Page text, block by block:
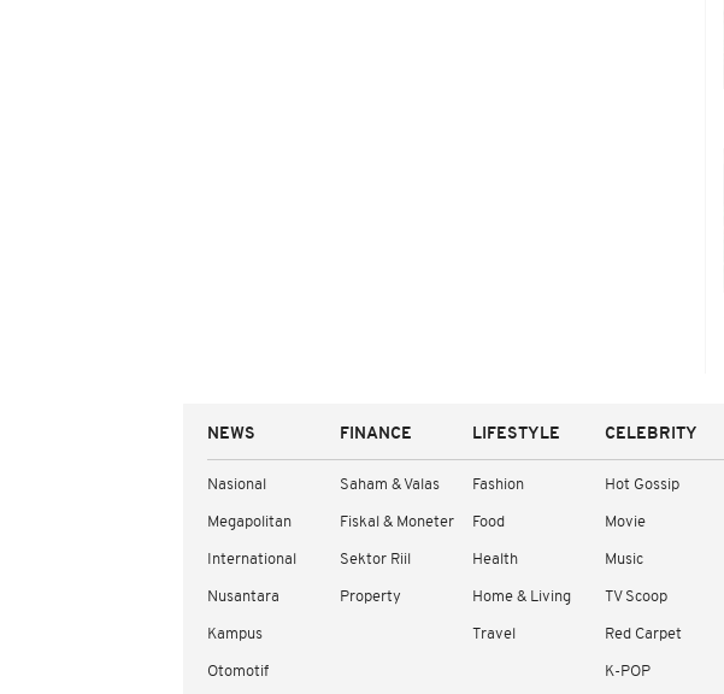
NEWS
Nasional
Megapolitan
International
Nusantara
Kampus
Otomotif
FINANCE
Saham & Valas
Fiskal & Moneter
Sektor Riil
Property
LIFESTYLE
Fashion
Food
Health
Home & Living
Travel
CELEBRITY
Hot Gossip
Movie
Music
TV Scoop
Red Carpet
K-POP